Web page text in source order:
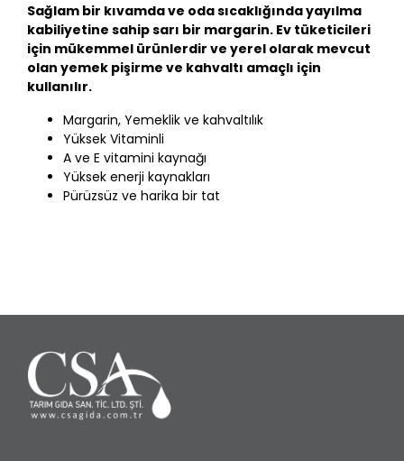
Sağlam bir kıvamda ve oda sıcaklığında yayılma
kabiliyetine sahip sarı bir margarin. Ev tüketicileri
için mükemmel ürünlerdir ve yerel olarak mevcut
olan yemek pişirme ve kahvaltı amaçlı için
kullanılır.
Margarin, Yemeklik ve kahvaltılık
Yüksek Vitaminli
A ve E vitamini kaynağı
Yüksek enerji kaynakları
Pürüzsüz ve harika bir tat